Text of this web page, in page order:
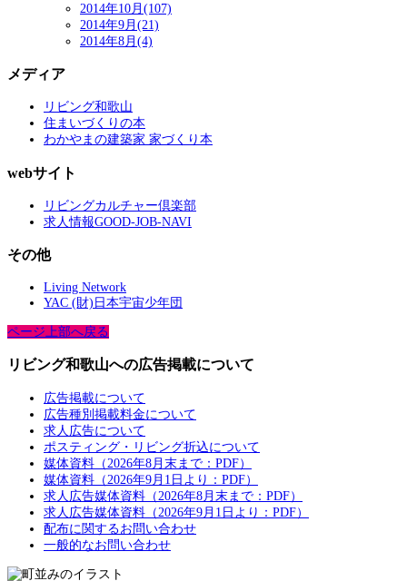
2014年10月(107)
2014年9月(21)
2014年8月(4)
メディア
リビング和歌山
住まいづくりの本
わかやまの建築家 家づくり本
webサイト
リビングカルチャー倶楽部
求人情報GOOD-JOB-NAVI
その他
Living Network
YAC (財)日本宇宙少年団
ページ上部へ戻る
リビング和歌山への広告掲載について
広告掲載について
広告種別掲載料金について
求人広告について
ポスティング・リビング折込について
媒体資料（2026年8月末まで：PDF）
媒体資料（2026年9月1日より：PDF）
求人広告媒体資料（2026年8月末まで：PDF）
求人広告媒体資料（2026年9月1日より：PDF）
配布に関するお問い合わせ
一般的なお問い合わせ